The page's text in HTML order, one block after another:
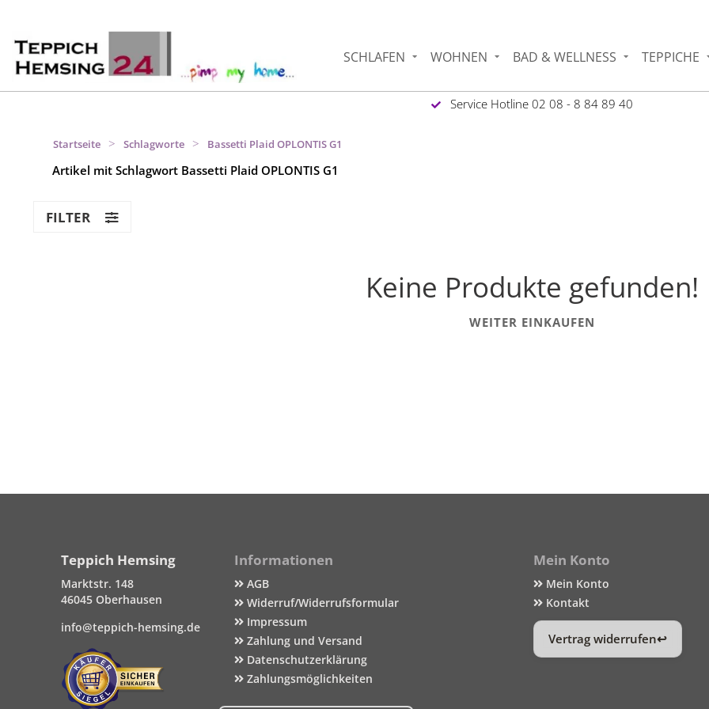
SCHLAFEN WOHNEN BAD & WELLNESS TEPPICHE
Service Hotline 02 08 - 8 84 89 40
Startseite > Schlagworte > Bassetti Plaid OPLONTIS G1
Artikel mit Schlagwort Bassetti Plaid OPLONTIS G1
FILTER
Keine Produkte gefunden!
WEITER EINKAUFEN
Teppich Hemsing
Marktstr. 148
46045 Oberhausen
info@teppich-hemsing.de
Informationen
AGB
Widerruf/Widerrufsformular
Impressum
Zahlung und Versand
Datenschutzerklärung
Zahlungsmöglichkeiten
Mein Konto
Mein Konto
Kontakt
Vertrag widerrufen